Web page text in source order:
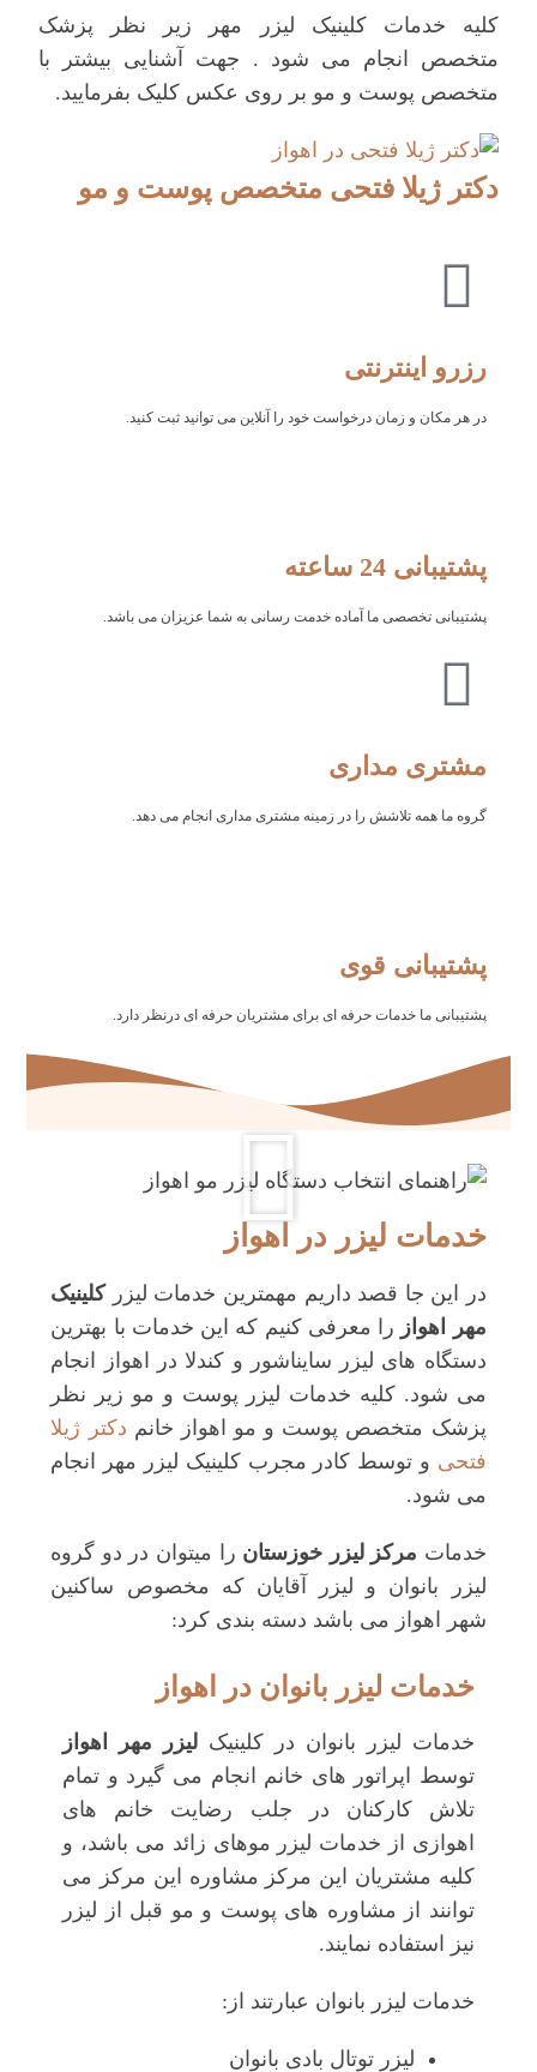
کلیه خدمات کلینیک لیزر مهر زیر نظر پزشک
متخصص انجام می شود . جهت آشنایی بیشتر با
متخصص پوست و مو بر روی عکس کلیک بفرمایید.
دکتر ژیلا فتحی متخصص پوست و مو
رزرو اینترنتی
در هر مکان و زمان درخواست خود را آنلاین می توانید ثبت کنید.
پشتیبانی 24 ساعته
پشتیبانی تخصصی ما آماده خدمت رسانی به شما عزیزان می باشد.
مشتری مداری
گروه ما همه تلاشش را در زمینه مشتری مداری انجام می دهد.
پشتیبانی قوی
پشتیبانی ما خدمات حرفه ای برای مشتریان حرفه ای درنظر دارد.
خدمات لیزر در اهواز
در این جا قصد داریم مهمترین خدمات لیزرکلینیک
مهر اهواز را معرفی کنیم که این خدمات با بهترین
دستگاه های لیزر سایناشور و کندلا در اهواز انجام
می شود. کلیه خدمات لیزر پوست و مو زیر نظر
پزشک متخصص پوست و مو اهواز خانم دکتر ژیلا
فتحی و توسط کادر مجرب کلینیک لیزر مهر انجام
می شود.
خدمات مرکز لیزر خوزستان را میتوان در دو گروه
لیزر بانوان و لیزر آقایان که مخصوص ساکنین
شهر اهواز می باشد دسته بندی کرد:
خدمات لیزر بانوان در اهواز
خدمات لیزر بانوان در کلینیک لیزر مهر اهواز
توسط اپراتور های خانم انجام می گیرد و تمام
تلاش کارکنان در جلب رضایت خانم های
اهوازی از خدمات لیزر موهای زائد می باشد، و
کلیه مشتریان این مرکز مشاوره این مرکز می
توانند از مشاوره های پوست و مو قبل از لیزر
نیز استفاده نمایند.
خدمات لیزر بانوان عبارتند از:
لیزر توتال بادی بانوان